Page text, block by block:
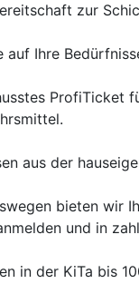
zur
auf Ihre
aus der
bieten wir
und in
in der KiTa bis